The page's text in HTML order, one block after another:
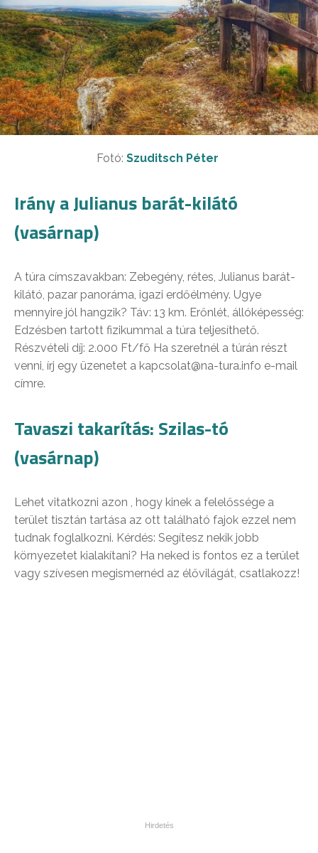
Fotó: Szuditsch Péter
Irány a Julianus barát-kilátó
(vasárnap)
A túra címszavakban: Zebegény, rétes, Julianus barát-
kilátó, pazar panoráma, igazi erdőélmény. Ugye
mennyire jól hangzik? Táv: 13 km. Erőnlét, állóképesség:
Edzésben tartott fizikummal a túra teljesíthető.
Részvételi díj: 2.000 Ft/fő Ha szeretnél a túrán részt
venni, írj egy üzenetet a kapcsolat@na-tura.info e-mail
címre.
Tavaszi takarítás: Szilas-tó
(vasárnap)
Lehet vitatkozni azon , hogy kinek a felelőssége a
terület tisztán tartása az ott található fajok ezzel nem
tudnak foglalkozni. Kérdés: Segítesz nekik jobb
környezetet kialakítani? Ha neked is fontos ez a terület
vagy szívesen megismernéd az élővilágát, csatlakozz!